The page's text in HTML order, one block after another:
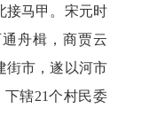
接马甲。宋元时
舟楫，商贾云
街市，遂以河市
辖21个村民委